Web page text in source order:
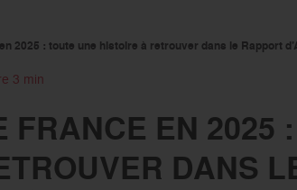
assurances-vie
Tous les moyens de nous
soutenir
2025 : toute une histoire à retrouver dans le Rapport
3 min
FRANCE EN 2025
DANS